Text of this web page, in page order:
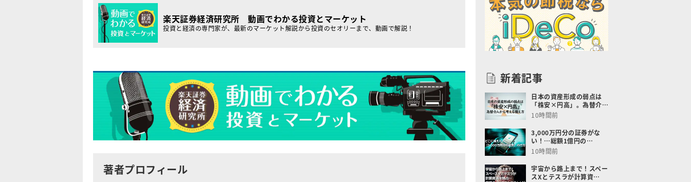
楽天証券経済研究所 動画でわかる投資とマーケット
投資と経済の専門家が、最新のマーケット解説から投資のセオリーまで、動画で解説！
著者プロフィール
新着記事
日本の資産形成の弱点は
「株安×円高」。為替介…
10時間前
3,000万円分の証券がな
い！…総額1億円の…
10時間前
宇宙から路上まで！スペー
スXとテスラが計算資…